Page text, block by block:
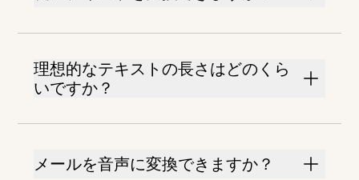
理想的なテキストの長さはどのくら
いですか？
メールを音声に変換できますか？